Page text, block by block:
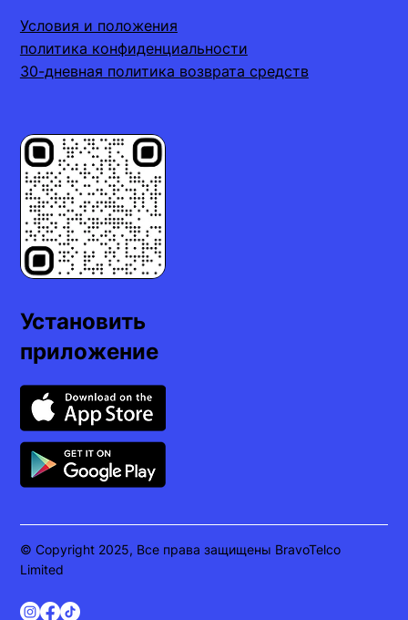
Условия и положения
политика конфиденциальности
30-дневная политика возврата средств
Установить
приложение
© Copyright 2025, Все права защищены BravoTelco
Limited